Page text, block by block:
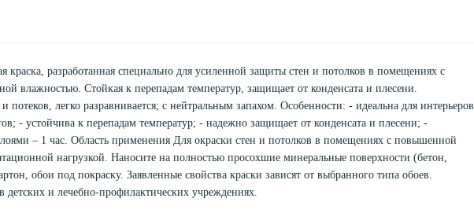
краска, разработанная специально для усиленной защиты стен и потолков в помещениях с
влажностью. Стойкая к перепадам температур, защищает от конденсата и плесени.
потеков, легко разравнивается; с нейтральным запахом. Особенности: - идеальна для интерьеров,
- устойчива к перепадам температур; - надежно защищает от конденсата и плесени; -
– 1 час. Область применения Для окраски стен и потолков в помещениях с повышенной
нагрузкой. Наносите на полностью просохшие минеральные поверхности (бетон,
обои под покраску. Заявленные свойства краски зависят от выбранного типа обоев.
и лечебно-профилактических учреждениях.